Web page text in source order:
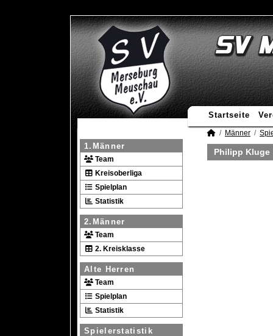
Startseite
1.Männer
Team
Kreisoberliga
Spielplan
Statistik
2.Männer
Team
2. Kreisklasse
Alte Herren
Team
Spielplan
Statistik
Spielerstatistik
Männer
Philipp Kluge